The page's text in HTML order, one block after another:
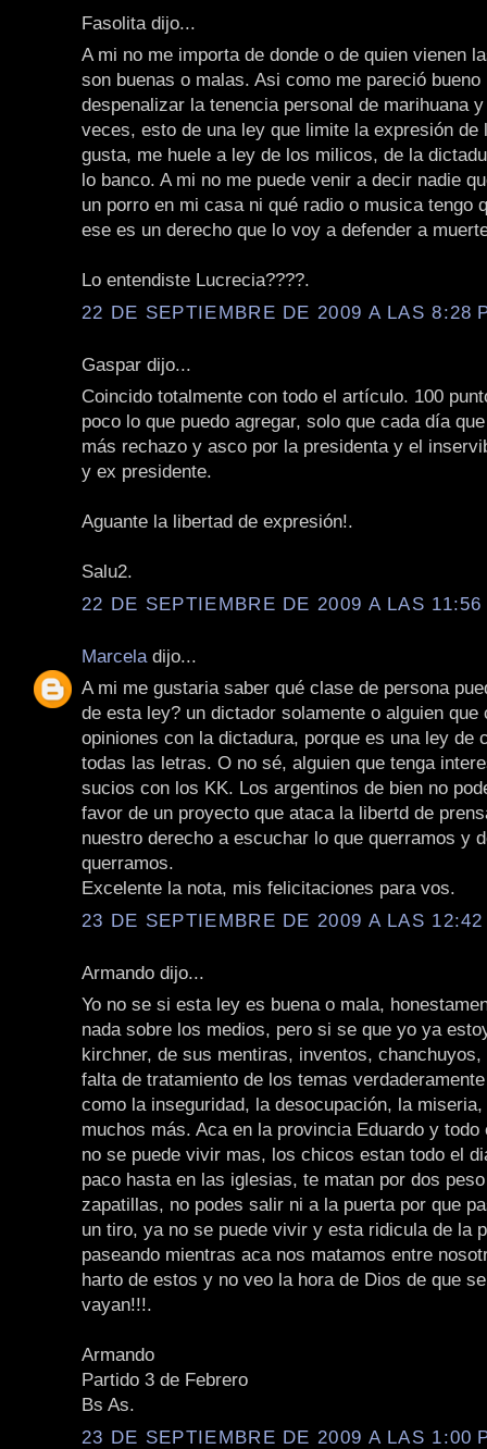
Fasolita dijo...
A mi no me importa de donde o de quien vienen
son buenas o malas. Asi como me pareció bueno
despenalizar la tenencia personal de marihuana
veces, esto de una ley que limite la expresión de
gusta, me huele a ley de los milicos, de la
lo banco. A mi no me puede venir a decir nadie
un porro en mi casa ni qué radio o musica tengo
ese es un derecho que lo voy a defender a
Lo entendiste Lucrecia????.
22 DE SEPTIEMBRE DE 2009 A LAS 8:28
Gaspar dijo...
Coincido totalmente con todo el artículo. 100
poco lo que puedo agregar, solo que cada día
más rechazo y asco por la presidenta y el
y ex presidente.
Aguante la libertad de expresión!.
Salu2.
22 DE SEPTIEMBRE DE 2009 A LAS 11:56
Marcela dijo...
A mi me gustaria saber qué clase de persona
de esta ley? un dictador solamente o alguien que
opiniones con la dictadura, porque es una ley de
todas las letras. O no sé, alguien que tenga
sucios con los KK. Los argentinos de bien no
favor de un proyecto que ataca la libertd de
nuestro derecho a escuchar lo que querramos y
querramos.
Excelente la nota, mis felicitaciones para vos.
23 DE SEPTIEMBRE DE 2009 A LAS 12:42
Armando dijo...
Yo no se si esta ley es buena o mala,
nada sobre los medios, pero si se que yo ya
kirchner, de sus mentiras, inventos,
falta de tratamiento de los temas
como la inseguridad, la desocupación, la
muchos más. Aca en la provincia Eduardo y todo
no se puede vivir mas, los chicos estan todo el
paco hasta en las iglesias, te matan por dos
zapatillas, no podes salir ni a la puerta por que
un tiro, ya no se puede vivir y esta ridicula de la
paseando mientras aca nos matamos entre
harto de estos y no veo la hora de Dios de que
vayan!!!.
Armando
Partido 3 de Febrero
Bs As.
23 DE SEPTIEMBRE DE 2009 A LAS 1:00